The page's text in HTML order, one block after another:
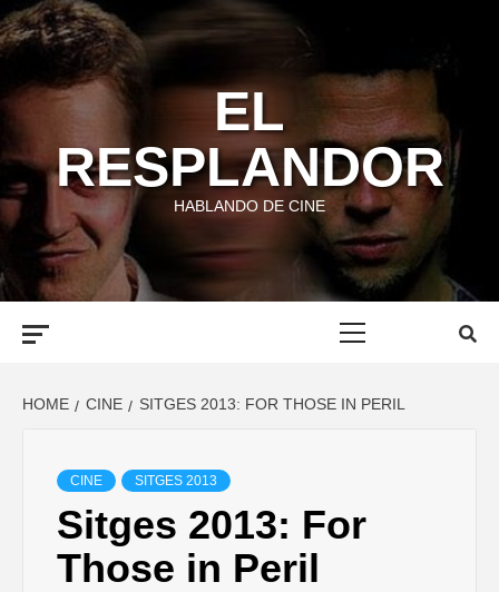
Skip
to
EL
RESPLANDOR
HABLANDO DE CINE
HOME CINE SITGES 2013: FOR THOSE IN PERIL
CINE SITGES 2013
Sitges 2013: For
Those in Peril